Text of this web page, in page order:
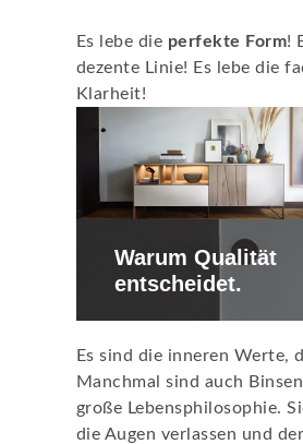
Es lebe die perfekte Form!
dezente Linie! Es lebe die
Klarheit!
Warum Qualität
entscheidet.
Es sind die inneren Werte,
Manchmal sind auch
große Lebensphilosophie.
die Augen verlassen und der